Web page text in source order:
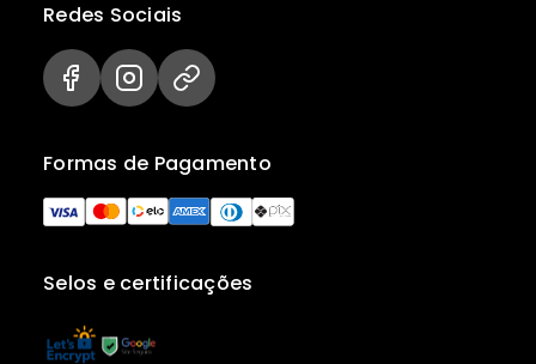
Selos e certificações
Formas de Pagamento
Redes Sociais